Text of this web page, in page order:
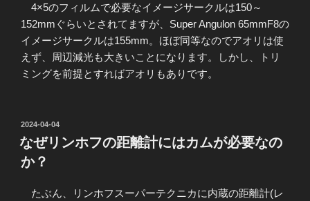
4×5のフィルムで必要なイメージサークルは150～
152mmぐらいとされてますが、Super Angulon 65mmF8の
イメージサークルは155mm。ほぼ同等なのでアオリは使
えず、周辺減光も大きいことになります。しかし、トリ
ミングを前提とすればアオリもありです。
投
稿
日:
2024-04-04
なぜリンホフの距離計にはカムが必要なの
か？
たぶん、リンホフスーパーテクニカに内蔵の距離計(レ